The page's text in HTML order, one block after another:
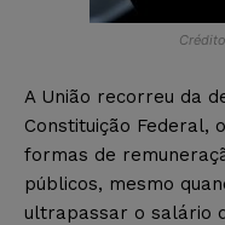
A União recorreu da
Constituição Federal,
formas de
públicos, mesmo
ultrapassar o salário